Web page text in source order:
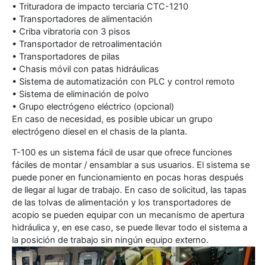
• Trituradora de impacto terciaria CTC-1210
• Transportadores de alimentación
• Criba vibratoria con 3 pisos
• Transportador de retroalimentación
• Transportadores de pilas
• Chasis móvil con patas hidráulicas
• Sistema de automatización con PLC y control remoto
• Sistema de eliminación de polvo
• Grupo electrógeno eléctrico (opcional)
En caso de necesidad, es posible ubicar un grupo
electrógeno diesel en el chasis de la planta.
T-100 es un sistema fácil de usar que ofrece funciones
fáciles de montar / ensamblar a sus usuarios. El sistema se
puede poner en funcionamiento en pocas horas después
de llegar al lugar de trabajo. En caso de solicitud, las tapas
de las tolvas de alimentación y los transportadores de
acopio se pueden equipar con un mecanismo de apertura
hidráulica y, en ese caso, se puede llevar todo el sistema a
la posición de trabajo sin ningún equipo externo.